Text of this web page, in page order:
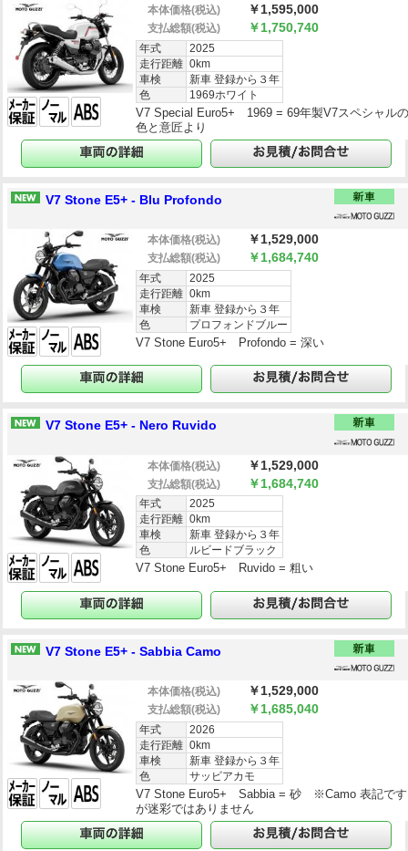
本体価格(税込) ￥1,595,000
支払総額(税込) ￥1,750,740
年式
2025
走行距離 0km
車検
新車 登録から３年
色
1969ホワイト
V7 Special Euro5+ 1969 = 69年製V7スペシャル
色と意匠より
V7 Stone E5+ - Blu Profondo
本体価格(税込) ￥1,529,000
支払総額(税込) ￥1,684,740
年式
2025
走行距離 0km
車検
新車 登録から３年
色
プロフォンドブルー
V7 Stone Euro5+ Profondo = 深い
V7 Stone E5+ - Nero Ruvido
本体価格(税込) ￥1,529,000
支払総額(税込) ￥1,684,740
年式
2025
走行距離 0km
車検
新車 登録から３年
色
ルビードブラック
V7 Stone Euro5+ Ruvido = 粗い
V7 Stone E5+ - Sabbia Camo
本体価格(税込) ￥1,529,000
支払総額(税込) ￥1,685,040
年式
2026
走行距離 0km
車検
新車 登録から３年
色
サッビアカモ
V7 Stone Euro5+ Sabbia = 砂 ※Camo 表記です
が迷彩ではありません